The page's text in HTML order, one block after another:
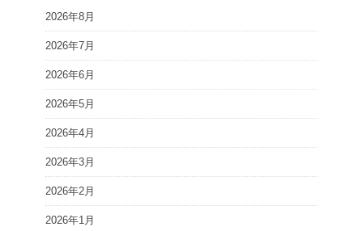
2026年8月
2026年7月
2026年6月
2026年5月
2026年4月
2026年3月
2026年2月
2026年1月